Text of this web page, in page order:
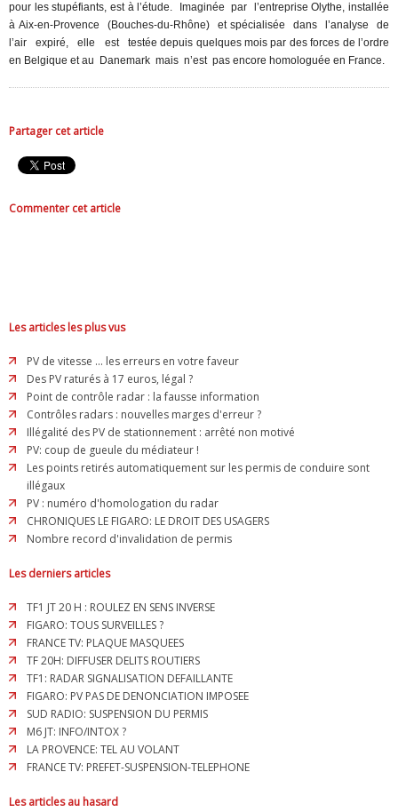
pour les stupéfiants, est à l’étude.
Imaginée par
l’entreprise Olythe, installée
à Aix-en-Provence
(Bouches-du-Rhône) et spécialisée dans l’analyse
de
l’air
expiré, elle est
testée depuis quelques mois par des forces de l’ordre
en Belgique et au
Danemark mais n’est pas encore homologuée en France.
Partager cet article
Commenter cet article
Les articles les plus vus
PV de vitesse ... les erreurs en votre faveur
Des PV raturés à 17 euros, légal ?
Point de contrôle radar : la fausse information
Contrôles radars : nouvelles marges d'erreur ?
Illégalité des PV de stationnement : arrêté non motivé
PV: coup de gueule du médiateur !
Les points retirés automatiquement sur les permis de conduire sont
illégaux
PV : numéro d'homologation du radar
CHRONIQUES LE FIGARO: LE DROIT DES USAGERS
Nombre record d'invalidation de permis
Les derniers articles
TF1 JT 20 H : ROULEZ EN SENS INVERSE
FIGARO: TOUS SURVEILLES ?
FRANCE TV: PLAQUE MASQUEES
TF 20H: DIFFUSER DELITS ROUTIERS
TF1: RADAR SIGNALISATION DEFAILLANTE
FIGARO: PV PAS DE DENONCIATION IMPOSEE
SUD RADIO: SUSPENSION DU PERMIS
M6 JT: INFO/INTOX ?
LA PROVENCE: TEL AU VOLANT
FRANCE TV: PREFET-SUSPENSION-TELEPHONE
Les articles au hasard